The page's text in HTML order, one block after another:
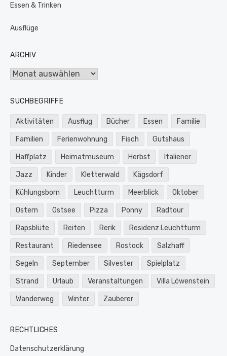
Essen & Trinken
Ausflüge
ARCHIV
Archiv
SUCHBEGRIFFE
Aktivitäten Ausflug Bücher Essen Familie
Familien Ferienwohnung Fisch Gutshaus
Haffplatz Heimatmuseum Herbst Italiener
Jazz Kinder Kletterwald Kägsdorf
Kühlungsborn Leuchtturm Meerblick Oktober
Ostern Ostsee Pizza Ponny Radtour
Rapsblüte Reiten Rerik Residenz Leuchtturm
Restaurant Riedensee Rostock Salzhaff
Segeln September Silvester Spielplatz
Strand Urlaub Veranstaltungen Villa Löwenstein
Wanderweg Winter Zauberer
RECHTLICHES
Datenschutzerklärung